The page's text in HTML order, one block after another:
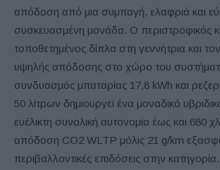
απόδοση από μια συμπαγή, ελαφριά και
συσκευασμένη μονάδα. Ο περιστροφικός
τοποθετημένος δίπλα στη γεννήτρια και
υψηλής απόδοσης στο χώρο του
συνδυασμός μπαταρίας 17,8 kWh και
50 λίτρων δημιουργεί ένα μοναδικό
ευέλικτη συνολική αυτονομία έως και 680
απόδοση CO2 WLTP μόλις 21 g/km
περιβαλλοντικές επιδόσεις στην κατηγορία.